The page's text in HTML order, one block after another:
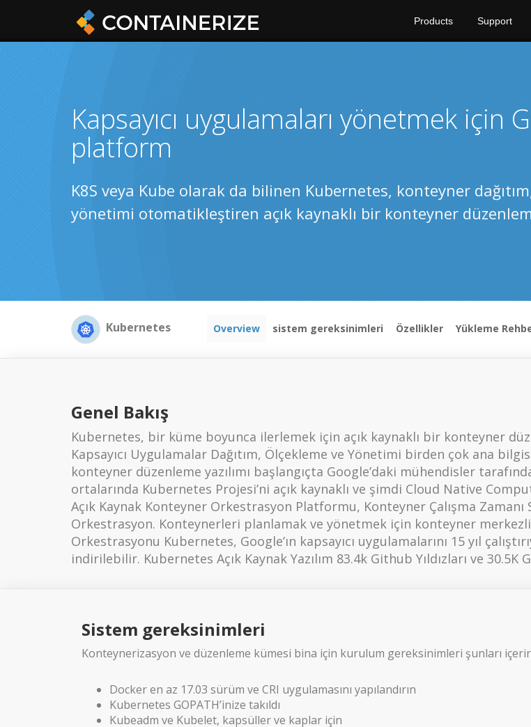
Products Support
Kapsayıcı uygulamaları yönetmek için
platform
K8S veya Kube olarak da bilinen Kubernetes, konteyner
yönetimi otomatikleştiren açık kaynaklı bir konteyner
Kubernetes Overview sistem gereksinimleri Özellikler Yükleme
Genel Bakış
Kubernetes, bir küme boyunca ilerlemek için açık kaynaklı bir konteyner
Kapsayıcı Uygulamalar Dağıtım, Ölçekleme ve Yönetimi birden çok ana
konteyner düzenleme yazılımı başlangıçta Google’daki mühendisler
ortalarında Kubernetes Projesi’ni açık kaynaklı ve şimdi Cloud Native
Açık Kaynak Konteyner Orkestrasyon Platformu, Konteyner Çalışma
Orkestrasyon. Konteynerleri planlamak ve yönetmek için konteyner merkezli
Orkestrasyonu Kubernetes, Google’ın kapsayıcı uygulamalarını 15 yıl
indirilebilir. Kubernetes Açık Kaynak Yazılım 83.4k Github Yıldızları ve 30.5K
Sistem gereksinimleri
Konteynerizasyon ve düzenleme kümesi bina için kurulum gereksinimleri şunları
Docker en az 17.03 sürüm ve CRI uygulamasını yapılandırın
Kubernetes GOPATH’inize takıldı
Kubeadm ve Kubelet, kapsüller ve kaplar için